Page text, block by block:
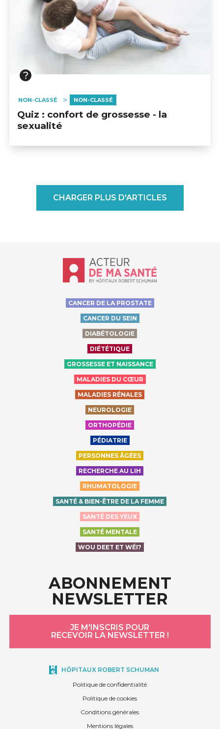
NON-CLASSÉ NON-CLASSÉ
Quiz : confort de grossesse - la
sexualité
CHARGER PLUS D'ARTICLES
Accueil - Acteur de ma santé, by
CANCER DE LA PROSTATE
CANCER DU SEIN
DIABÉTOLOGIE
DIÉTÉTIQUE
GROSSESSE ET NAISSANCE
MALADIES DU CŒUR
MALADIES RÉNALES
NEUROLOGIE
ORTHOPÉDIE
PÉDIATRIE
PERSONNES ÂGÉES
RECHERCHE AU LIH
RHUMATOLOGIE
SANTÉ & BIEN-ÊTRE DE LA FEMME
SANTÉ DES YEUX
SANTÉ MENTALE
WOU DEET ET WÉI?
ABONNEMENT
NEWSLETTER
JE M'INSCRIS POUR
RECEVOIR LA NEWSLETTER !
HÔPITAUX ROBERT SCHUMAN
Politique de confidentialité
Politique de cookies
Conditions générales
Mentions légales